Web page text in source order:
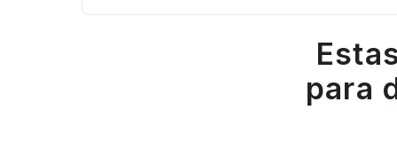
para